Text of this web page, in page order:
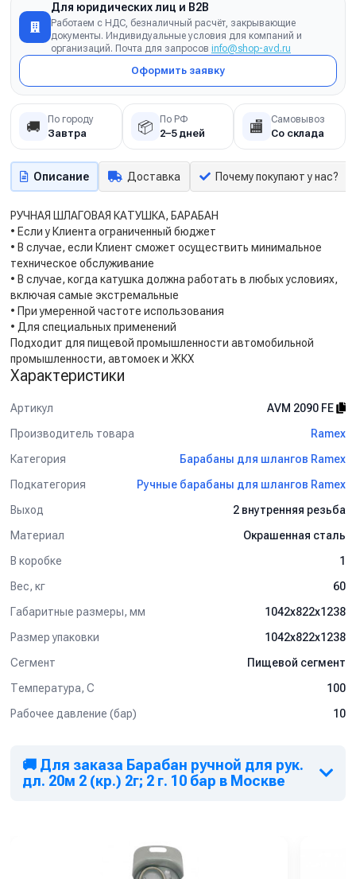
Для юридических лиц и B2B
Работаем с НДС, безналичный расчёт, закрывающие
документы. Индивидуальные условия для компаний и
организаций. Почта для запросов info@shop-avd.ru
Оформить заявку
🚚 По городу
Завтра 📦 По РФ
2–5 дней 🏬 Самовывоз
Со склада
Описание Доставка Почему покупают у нас?
РУЧНАЯ ШЛАГОВАЯ КАТУШКА, БАРАБАН
• Если у Клиента ограниченный бюджет
• В случае, если Клиент сможет осуществить минимальное
техническое обслуживание
• В случае, когда катушка должна работать в любых условиях,
включая самые экстремальные
• При умеренной частоте использования
• Для специальных применений
Подходит для пищевой промышленности автомобильной
промышленности, автомоек и ЖКХ
Характеристики
Артикул
AVM 2090 FE
Производитель товара
Ramex
Категория
Барабаны для шлангов Ramex
Подкатегория
Ручные барабаны для шлангов Ramex
Выход
2 внутренняя резьба
Материал
Окрашенная сталь
В коробке
1
Вес, кг
60
Габаритные размеры, мм
1042x822x1238
Размер упаковки
1042x822x1238
Сегмент
Пищевой сегмент
Температура, C
100
Рабочее давление (бар)
10
🚚 Для заказа Барабан ручной для рук.
дл. 20м 2 (кр.) 2г; 2 г. 10 бар в Москве